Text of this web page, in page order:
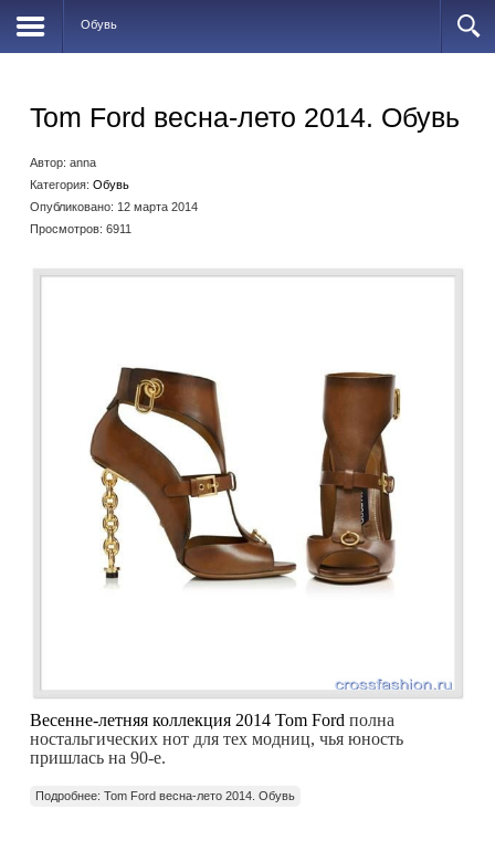
Обувь
Tom Ford весна-лето 2014. Обувь
Автор: anna
Категория: Обувь
Опубликовано: 12 марта 2014
Просмотров: 6911
Весенне-летняя коллекция 2014 Tom Ford полна
ностальгических нот для тех модниц, чья юность
пришлась на 90-е.
Подробнее: Tom Ford весна-лето 2014. Обувь